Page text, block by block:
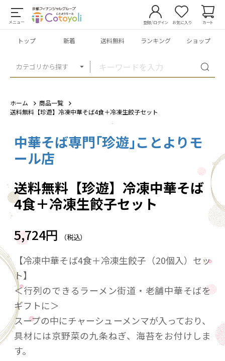
メニュー
カテゴリから探す
登録/ログイン お気に入り カート
トップ 新着 送料無料 ランキング ショップ
ホーム
商品一覧
送料無料【珍遊】冷凍中華そば4食＋冷凍生餃子セット
1
中華そば専門｢珍遊｣ことよりモ
ール店
送料無料【珍遊】冷凍中華そば
4食＋冷凍生餃子セット
5,724円 （税込）
【冷凍中華そば4食＋冷凍生餃子（20個入）セッ
ト】
＜行列のできるラーメン街道・老舗中華そばを
ギフトに＞
スープの中にチャーシューメンマが入っており、
具材には京野菜の九条ねぎ、海苔をお付けしま
す。